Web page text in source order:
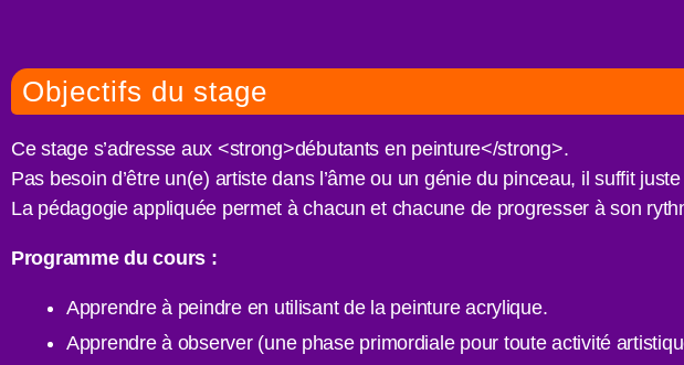
Objectifs du stage
Ce stage s’adresse aux <strong>débutants en peinture</strong>.
Pas besoin d’être un(e) artiste dans l’âme ou un génie du pinceau, il suffit
La pédagogie appliquée permet à chacun et chacune de progresser à son
Programme du cours :
Apprendre à peindre en utilisant de la peinture acrylique.
Apprendre à observer (une phase primordiale pour toute activité